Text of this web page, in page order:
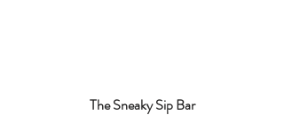
The Sneaky Sip Bar